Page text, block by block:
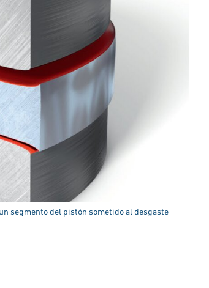
segmento del pistón sometido al desgaste